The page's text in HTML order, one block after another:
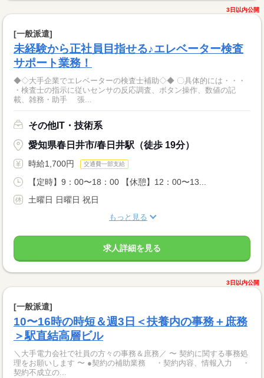
3日以内公開
[一般派遣]
未経験から正社員目指せる♪エレベーター検査
サポート業務！
◆◇大手企業でエレベーターの検査士補助◇◆ 〇具体的には・・・
・検査士の指示に従いセンサの反応調査、ボタン操作、数値の記
載、雑務・助手 張...
その他IT・技術系
愛知県春日井市/春日井駅（徒歩 19分）
時給1,700円 交通費一部支給
【定時】9：00〜18：00 【休憩】12：00〜13...
土曜日 日曜日 祝日
もっと見る
求人詳細を見る
3日以内公開
[一般派遣]
10〜16時の時短＆週3日＜扶養内の事務＋庶務
＞駅直結高層ビル
＼大手電力会社で社員の方々の事務＆庶務／ 〜 契約に関する事務処
理をお願いします 〜 ●契約の補助業務 ・契約内容、情報入力 ・
契約不成立の...